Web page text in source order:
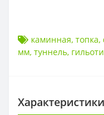
каминная, топка,
мм, туннель,
Характеристики